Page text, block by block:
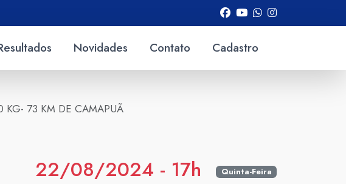
Novidades Contato Cadastro
KG- 73 KM DE CAMAPUÃ
22/08/2024 - 17h Quinta-Feira